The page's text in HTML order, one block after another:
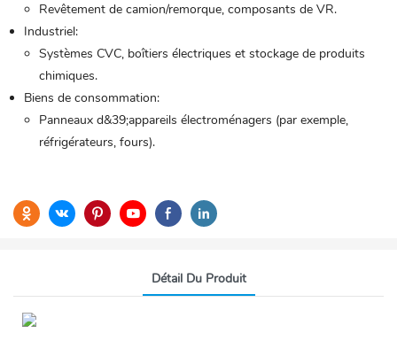
Revêtement de camion/remorque, composants de VR.
Industriel:
Systèmes CVC, boîtiers électriques et stockage de produits
chimiques.
Biens de consommation:
Panneaux d&39;appareils électroménagers (par exemple,
réfrigérateurs, fours).
Détail Du Produit